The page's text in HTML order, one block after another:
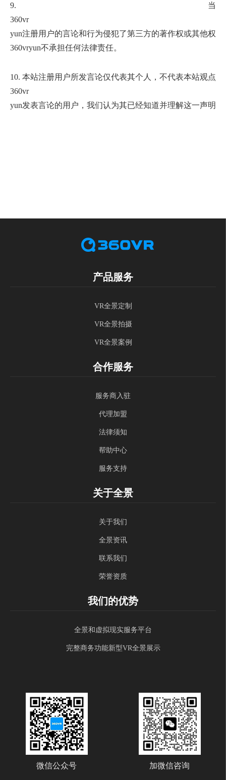
9. 当
360vr
yun注册用户的言论和行为侵犯了第三方的著作权或其他权
360vryun不承担任何法律责任。
10. 本站注册用户所发言论仅代表其个人，不代表本站观点。
360vr
yun发表言论的用户，我们认为其已经知道并理解这一声明。
产品服务
VR全景定制
VR全景拍摄
VR全景案例
合作服务
服务商入驻
代理加盟
法律须知
帮助中心
服务支持
关于全景
关于我们
全景资讯
联系我们
荣誉资质
我们的优势
全景和虚拟现实服务平台
完整商务功能新型VR全景展示
微信公众号 加微信咨询